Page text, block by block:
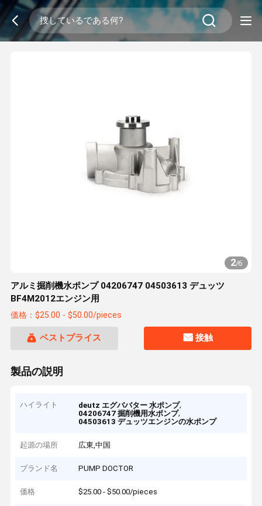
2/6
アルミ掘削機水ポンプ 04206747 04503613 デュッツ
BF4M2012エンジン用
価格：$25.00 - $50.00/pieces
ベストプライス 接触
製品の説明
ハイライト deutz エグババター 水ポンプ,
04206747 掘削機用水ポンプ,
04503613 デュッツエンジンの水ポンプ
起源の場所 広東,中国
ブランド名 PUMP DOCTOR
価格 $25.00 - $50.00/pieces